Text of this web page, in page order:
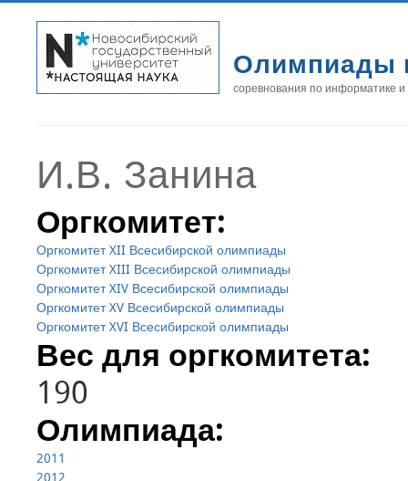
Олимпиады
соревнования по информатике
И.В. Занина
Оргкомитет:
Оргкомитет XII Всесибирской олимпиады
Оргкомитет XIII Всесибирской олимпиады
Оргкомитет XIV Всесибирской олимпиады
Оргкомитет XV Всесибирской олимпиады
Оргкомитет XVI Всесибирской олимпиады
Вес для оргкомитета:
190
Олимпиада:
2011
2012